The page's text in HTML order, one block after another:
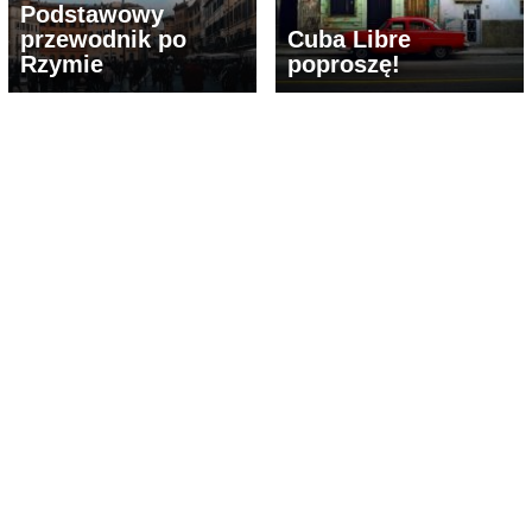
Podstawowy
przewodnik po
Rzymie
Cuba Libre
poproszę!